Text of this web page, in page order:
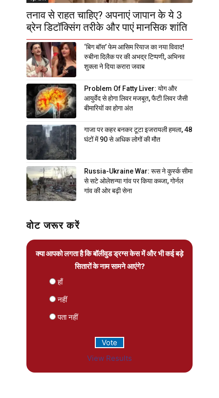
तनाव से राहत चाहिए? अपनाएं जापान के ये 3
ब्रेन डिटॉक्सिंग तरीके और पाएं मानसिक शांति
‘बिग बॉस’ फेम आसिम रियाज का नया विवाद!
रुबीना दिलैक पर की अभद्र टिप्पणी, अभिनव
शुक्ला ने दिया करारा जवाब
Problem Of Fatty Liver: योग और
आयुर्वेद से होगा लिवर मजबूत, फैटी लिवर जैसी
बीमारियों का होगा अंत
गाजा पर कहर बनकर टूटा इजरायली हमला, 48
घंटों में 90 से अधिक लोगों की मौत
Russia-Ukraine War: रूस ने कुर्स्क सीमा
से सटे ओलेशन्या गांव पर किया कब्जा, गोर्नल
गांव की ओर बढ़ी सेना
वोट जरूर करें
क्या आपको लगता है कि बॉलीवुड ड्रग्स केस में और भी कई बड़े
सितारों के नाम सामने आएंगे?
हाँ
नहीं
पता नहीं
View Results